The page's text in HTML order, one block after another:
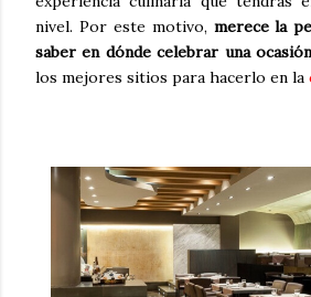
nivel. Por este motivo, merece la
saber en dónde celebrar una
los mejores sitios para hacerlo en la